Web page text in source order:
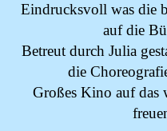
Eindrucksvoll was die
auf die
Betreut durch Julia
die
Großes Kino auf das